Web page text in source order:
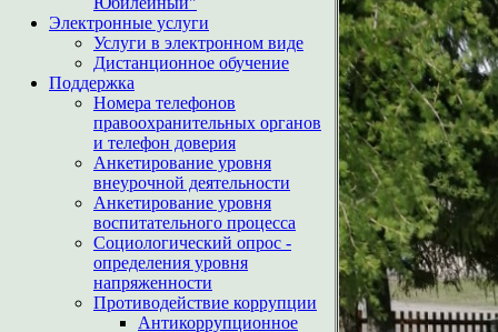
Электронные услуги
Услуги в электронном виде
Дистанционное обучение
Поддержка
Номера телефонов
правоохранительных органов
и телефон доверия
Анкетирование уровня
внеурочной деятельности
Анкетирование уровня
воспитательного процесса
Социологический опрос -
определения уровня
напряженности
Противодействие коррупции
Антикоррупционное